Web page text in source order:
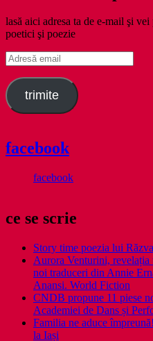
lasă aici adresa ta de e-mail şi
poetici şi poezie
Adresă
email
trimite
facebook
facebook
ce se scrie
Story time poezia lui
Aurora Venturini, revelația
noi traduceri din Annie
Anansi. World Fiction
CNDB propune 11 piese
Academiei de Dans și
Familia ne aduce
la Iași